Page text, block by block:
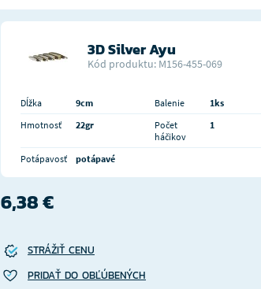
3D Silver Ayu
Kód produktu: M156-455-069
Dĺžka 9cm Balenie 1ks
Hmotnosť
22gr
Počet
háčikov
1
Potápavosť potápavé
6,38 €
STRÁŽIŤ CENU
PRIDAŤ DO OBĽÚBENÝCH